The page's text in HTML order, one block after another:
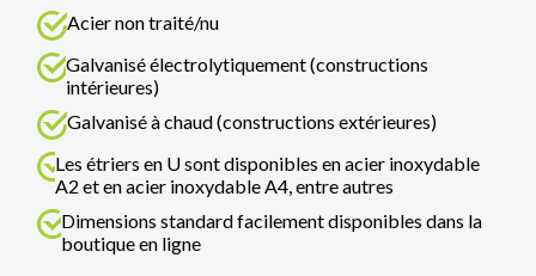
Acier non traité/nu
Galvanisé électrolytiquement (constructions
intérieures)
Galvanisé à chaud (constructions extérieures)
Les étriers en U sont disponibles en acier inoxydable
A2 et en acier inoxydable A4, entre autres
Dimensions standard facilement disponibles dans la
boutique en ligne